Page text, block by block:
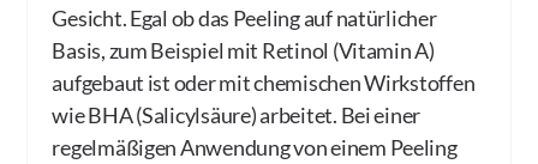
Gesicht. Egal ob das Peeling auf natürlicher
Basis, zum Beispiel mit Retinol (Vitamin A)
aufgebaut ist oder mit chemischen Wirkstoffen
wie BHA (Salicylsäure) arbeitet. Bei einer
regelmäßigen Anwendung von einem Peeling